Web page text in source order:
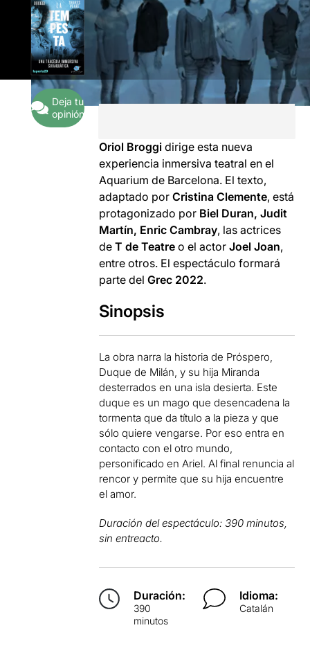
Deja tu
opinión
Oriol Broggi dirige esta nueva
experiencia inmersiva teatral en el
Aquarium de Barcelona. El texto,
adaptado porCristina Clemente, está
protagonizado por Biel Duran, Judit
Martín, Enric Cambray, las actrices
deT de Teatre o el actorJoel Joan,
entre otros. El espectáculo formará
parte delGrec 2022.
Sinopsis
La obra narra la historia de Próspero,
Duque de Milán, y su hija Miranda
desterrados en una isla desierta. Este
duque es un mago que desencadena la
tormenta que da título a la pieza y que
sólo quiere vengarse. Por eso entra en
contacto con el otro mundo,
personificado en Ariel. Al final renuncia al
rencor y permite que su hija encuentre
el amor.
Duración del espectáculo: 390 minutos,
sin entreacto.
Duración:
390
minutos
Idioma:
Catalán